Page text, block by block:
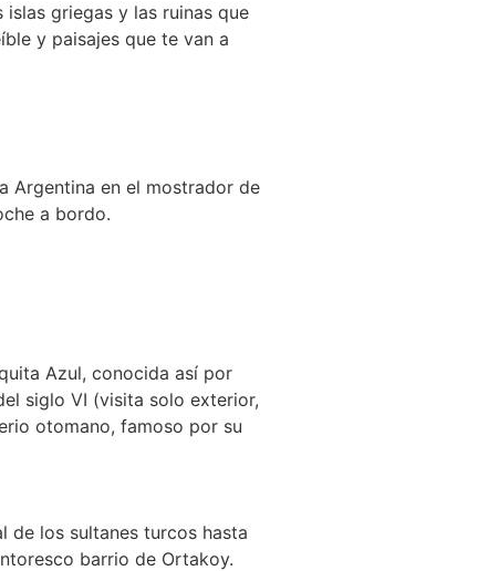
griegas y las ruinas que
y paisajes que te van a
Argentina en el mostrador de
a bordo.
Azul, conocida así por
siglo VI (visita solo exterior,
otomano, famoso por su
de los sultanes turcos hasta
barrio de Ortakoy.